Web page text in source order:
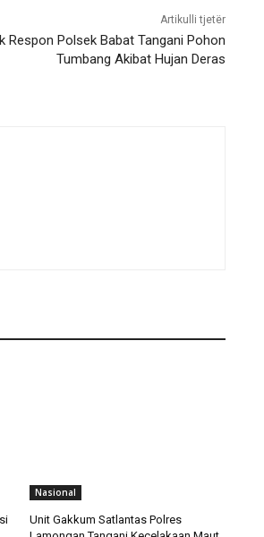
Artikulli tjetër
Respon Polsek Babat Tangani Pohon
Tumbang Akibat Hujan Deras
Nasional
Unit Gakkum Satlantas Polres